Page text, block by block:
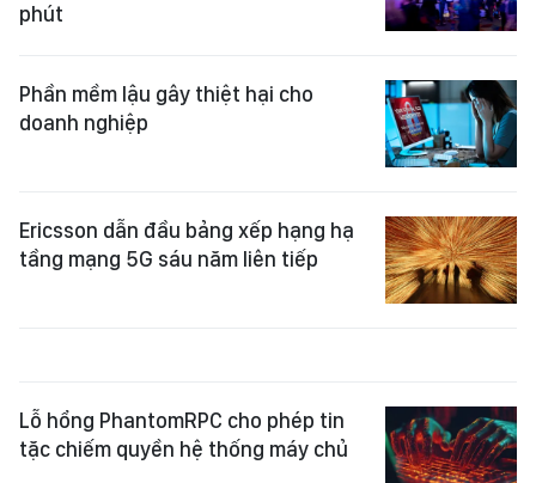
phút
Phần mềm lậu gây thiệt hại cho
doanh nghiệp
Ericsson dẫn đầu bảng xếp hạng hạ
tầng mạng 5G sáu năm liên tiếp
Lỗ hổng PhantomRPC cho phép tin
tặc chiếm quyền hệ thống máy chủ